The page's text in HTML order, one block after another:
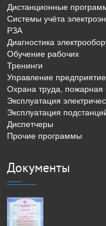
Дистанционные
Системы учёта
РЗА
Диагностика
Обучение рабочих
Тренинги
Управление
Охрана труда, пожарная
Эксплуатация
Эксплуатация
Диспетчеры
Прочие программы
Документы